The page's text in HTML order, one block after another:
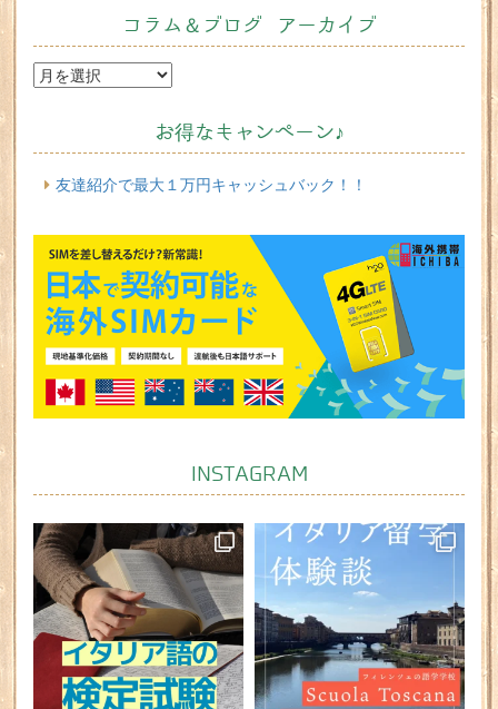
コラム＆ブログ アーカイブ
お得なキャンペーン♪
友達紹介で最大１万円キャッシュバック！！
INSTAGRAM